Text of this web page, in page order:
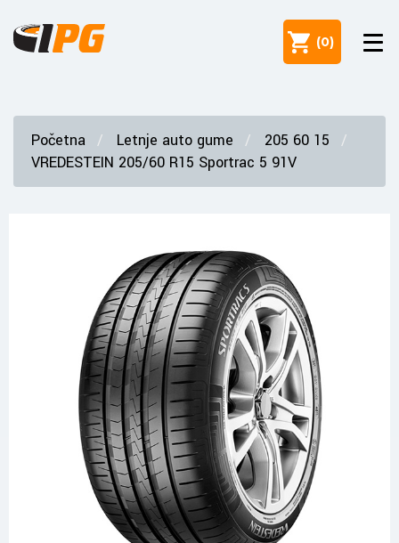
(0)
Početna Letnje auto gume
205 60 15
VREDESTEIN 205/60 R15 Sportrac 5 91V